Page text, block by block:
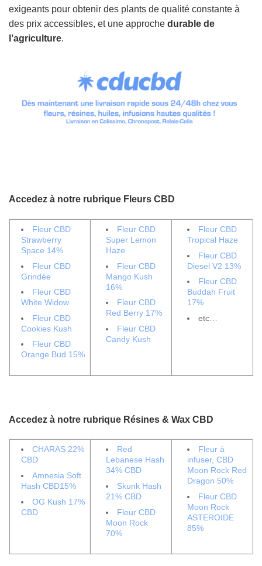
exigeants pour obtenir des plants de qualité constante à
des prix accessibles, et une approche durable de
l’agriculture.
Accedez à notre rubrique Fleurs CBD
Fleur CBD
Strawberry
Space 14%
Fleur CBD
Grindée
Fleur CBD
White Widow
Fleur CBD
Cookies Kush
Fleur CBD
Orange Bud 15%
Fleur CBD
Super Lemon
Haze
Fleur CBD
Mango Kush
16%
Fleur CBD
Red Berry 17%
Fleur CBD
Candy Kush
Fleur CBD
Tropical Haze
Fleur CBD
Diesel V2 13%
Fleur CBD
Buddah Fruit
17%
etc…
Accedez à notre rubrique Résines & Wax CBD
CHARAS 22%
CBD
Amnesia Soft
Hash CBD15%
OG Kush 17%
CBD
Red
Lebanese Hash
34% CBD
Skunk Hash
21% CBD
Fleur CBD
Moon Rock
70%
Fleur à
infuser, CBD
Moon Rock Red
Dragon 50%
Fleur CBD
Moon Rock
ASTEROIDE
85%